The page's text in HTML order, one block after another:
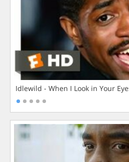
Idlewild - When I Look in Your